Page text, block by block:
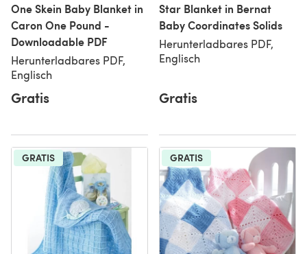
One Skein Baby Blanket in
Caron One Pound -
Downloadable PDF
Herunterladbares PDF,
Englisch
Gratis
Star Blanket in Bernat
Baby Coordinates Solids
Herunterladbares PDF,
Englisch
Gratis
GRATIS GRATIS